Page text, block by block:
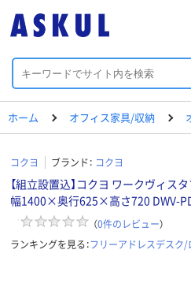
ホーム オフィス家具/収納
コクヨ ブランド： コクヨ
【組立設置込】コクヨ ワークヴィス
幅1400×奥行625×高さ720 DWV-
（0件のレビュー）
ランキングを見る：フリーアドレスデスク